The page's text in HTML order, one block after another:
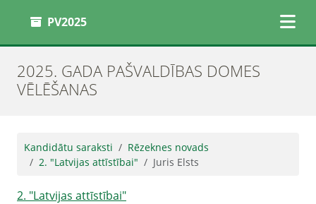
PV2025
2025. GADA PAŠVALDĪBAS DOMES
VĒLĒŠANAS
Kandidātu saraksti
Rēzeknes novads
2. "Latvijas attīstībai"
Juris Elsts
2. "Latvijas attīstībai"